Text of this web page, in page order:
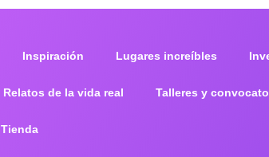
Inspiración Lugares increíbles
Relatos de la vida real Talleres y
Tienda